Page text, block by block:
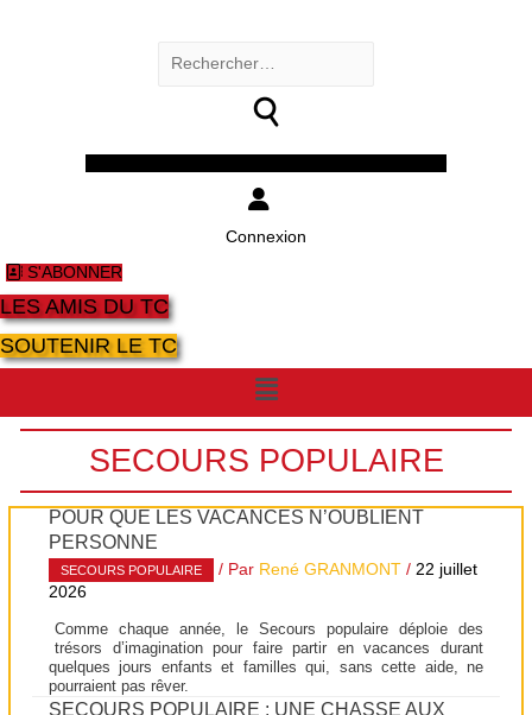
Rechercher :
Connexion
S'ABONNER
LES AMIS DU TC
SOUTENIR LE TC
Menu
SECOURS POPULAIRE
POUR QUE LES VACANCES N’OUBLIENT
PERSONNE
SECOURS POPULAIRE / Par René GRANMONT /22 juillet
2026
Comme chaque année, le Secours populaire déploie des
trésors d’imagination pour faire partir en vacances durant
quelques jours enfants et familles qui, sans cette aide, ne
pourraient pas rêver.
SECOURS POPULAIRE : UNE CHASSE AUX